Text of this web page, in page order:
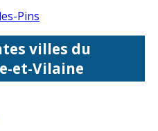
Pins
villes du
et-Vilaine